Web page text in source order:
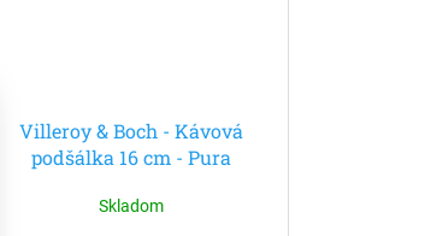
Villeroy & Boch - Kávová
podšálka 16 cm - Pura
Skladom